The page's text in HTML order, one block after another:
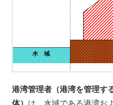
港湾管理者（港湾を管理す
体） は、水域である港湾お